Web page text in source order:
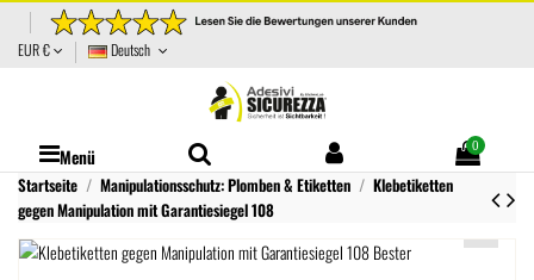
EUR € Deutsch
Menü 0
Startseite Manipulationsschutz: Plomben & Etiketten
Klebetiketten
gegen Manipulation mit Garantiesiegel 108